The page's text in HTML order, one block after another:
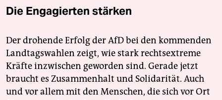
Die Engagierten stärken
Der drohende Erfolg der AfD bei den kommenden
Landtagswahlen zeigt, wie stark rechtsextreme
Kräfte inzwischen geworden sind. Gerade jetzt
braucht es Zusammenhalt und Solidarität. Auch
und vor allem mit den Menschen, die sich vor Ort